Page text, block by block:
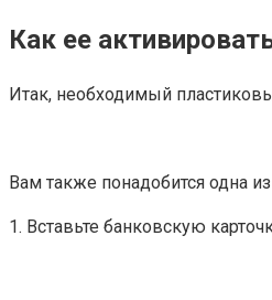
Как ее
Итак, необходимый
Вам также понадобится одна
1. Вставьте банковскую